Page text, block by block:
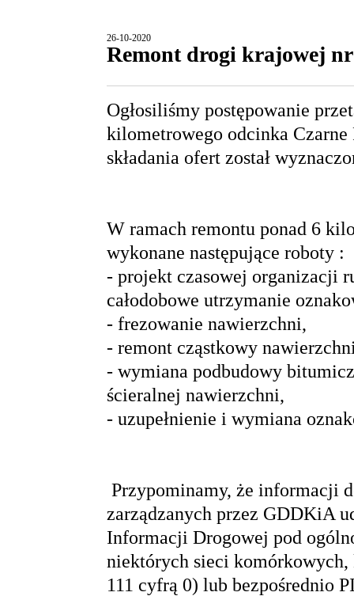
26-10-2020
Remont drogi krajowej nr
Ogłosiliśmy postępowanie
kilometrowego odcinka
składania ofert został
W ramach remontu ponad 6
wykonane następujące roboty :
- projekt czasowej organizacji
całodobowe utrzymanie
- frezowanie nawierzchni,
- remont cząstkowy
- wymiana podbudowy
ścieralnej nawierzchni,
- uzupełnienie i wymiana
Przypominamy, że informacji
zarządzanych przez GDDKiA
Informacji Drogowej pod
niektórych sieci komórkowych,
111 cyfrą 0) lub bezpośrednio